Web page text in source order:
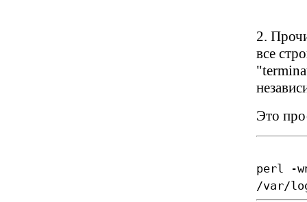
2.
все
Это
perl -
/var/